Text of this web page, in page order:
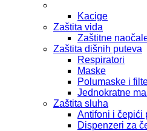
Kacige
Zaštita vida
Zaštitne
Zaštita dišnih puteva
Respiratori
Maske
Polumaske i
Jednokratne
Zaštita sluha
Antifoni i čepići
Dispenzeri za